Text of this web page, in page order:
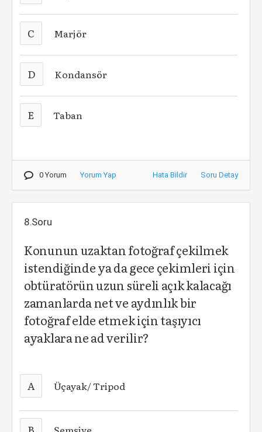
C Marjör
D Kondansör
E Taban
0 Yorum Yorum Yap Hata Bildir Soru Detay
8.Soru
Konunun uzaktan fotoğraf çekilmek
istendiğinde ya da gece çekimleri için
obtüratörün uzun süreli açık kalacağı
zamanlarda net ve aydınlık bir
fotoğraf elde etmek için taşıyıcı
ayaklara ne ad verilir?
A Üçayak/ Tripod